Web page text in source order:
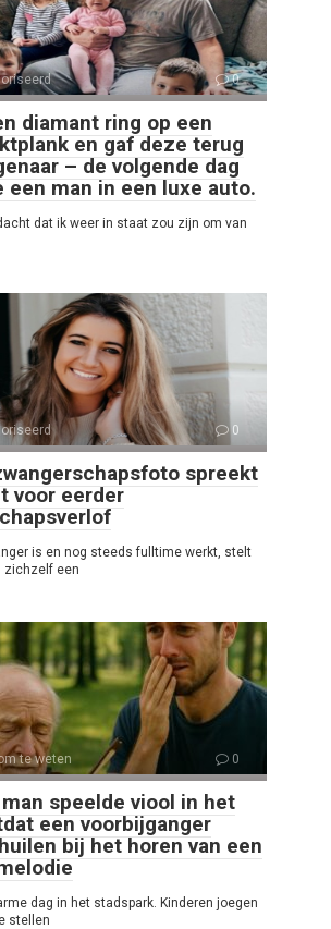
0
diamant ring op een
en gaf deze terug
– de volgende dag
een man in een luxe auto.
dat ik weer in staat zou zijn om van
0
spreekt
voor eerder
is en nog steeds fulltime werkt, stelt
zichzelf een
te weten 0
speelde viool in het
een voorbijganger
bij het horen van een
dag in het stadspark. Kinderen joegen
stellen